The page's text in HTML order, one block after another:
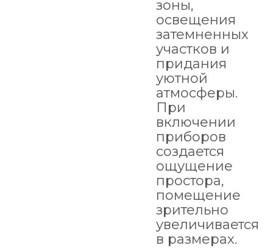
зоны,
освещения
затемненных
участков и
придания
уютной
атмосферы.
При
включении
приборов
создается
ощущение
простора,
помещение
зрительно
увеличивается
в размерах.